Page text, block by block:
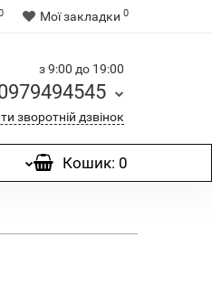
Мої закладки 0
з 9:00 до 19:00
зворотній дзвінок
Кошик: 0